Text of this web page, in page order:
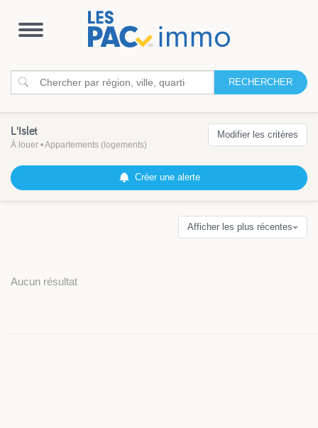
Ouvrir
RECHERCHER
L'Islet
À louer •Appartements (logements)
Modifier les critères
Créer une alerte
Afficher les plus récentes
Aucun résultat